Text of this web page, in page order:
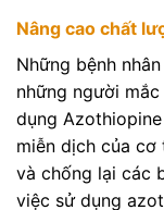
Nâng cao chất
Những bệnh
những người
dụng
miễn dịch của
và chống lại các
việc sử dụng